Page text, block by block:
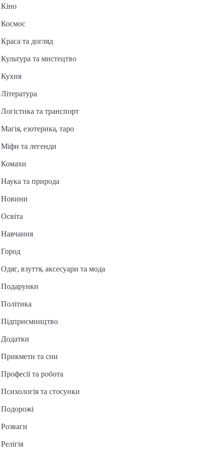
Кіно
Космос
Краса та догляд
Культура та мистецтво
Кухня
Література
Логістика та транспорт
Магія, езотерика, таро
Міфи та легенди
Комахи
Наука та природа
Новини
Освіта
Навчання
Город
Одяг, взуття, аксесуари та мода
Подарунки
Політика
Підприємництво
Додатки
Прикмети та сни
Професії та робота
Психологія та стосунки
Подорожі
Розваги
Релігія